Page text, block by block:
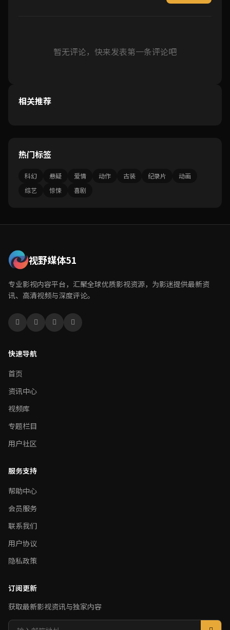
暂无评论，快来发表第一条评论吧
相关推荐
热门标签
科幻 悬疑 爱情 动作 古装 纪录片
动画
综艺
惊悚 喜剧
视野媒体51
专业影视内容平台，汇聚全球优质影视资源，为影迷提供最新资
讯、高清视频与深度评论。
快速导航
首页
资讯中心
视频库
专题栏目
用户社区
服务支持
帮助中心
会员服务
联系我们
用户协议
隐私政策
订阅更新
获取最新影视资讯与独家内容